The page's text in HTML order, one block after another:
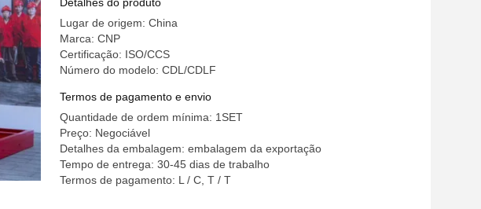
Lugar de origem: China
Marca: CNP
Certificação: ISO/CCS
Número do modelo: CDL/CDLF
Termos de pagamento e envio
Quantidade de ordem mínima: 1SET
Preço: Negociável
Detalhes da embalagem: embalagem da exportação
Tempo de entrega: 30-45 dias de trabalho
Termos de pagamento: L / C, T / T